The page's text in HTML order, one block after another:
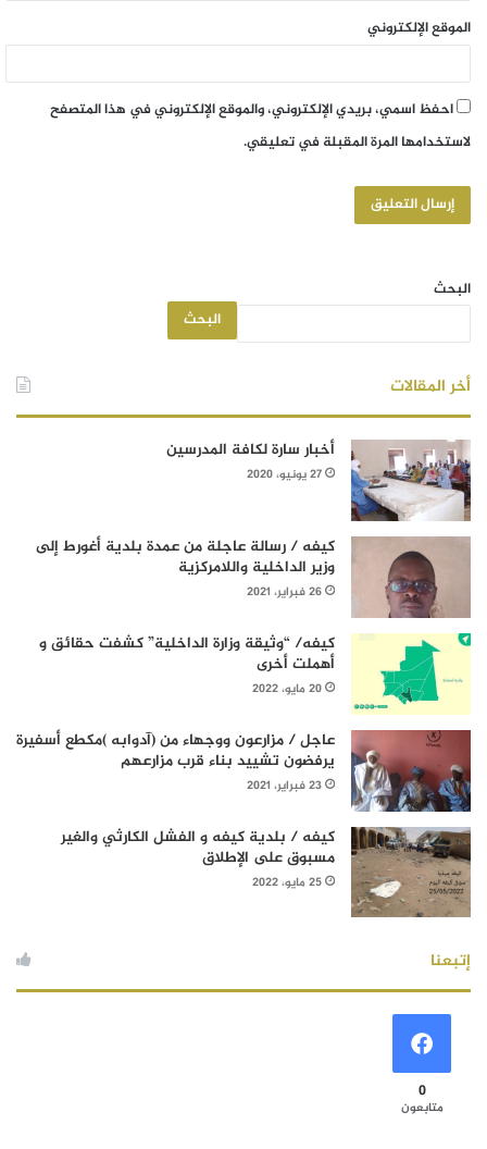
الموقع الإلكتروني
احفظ اسمي، بريدي الإلكتروني، والموقع الإلكتروني في هذا المتصفح
لاستخدامها المرة المقبلة في تعليقي.
البحث
البحث
أخر المقالات
أخبار سارة لكافة المدرسين
27 يونيو، 2020
كيفه / رسالة عاجلة من عمدة بلدية أغورط إلى
وزير الداخلية واللامركزية
26 فبراير، 2021
كيفه/ “وثيقة وزارة الداخلية” كشفت حقائق و
أهملت أخرى
20 مايو، 2022
عاجل / مزارعون ووجهاء من (آدوابه )مكطع أسفيرة
يرفضون تشييد بناء قرب مزارعهم
23 فبراير، 2021
كيفه / بلدية كيفه و الفشل الكارثي والغير
مسبوق على الإطلاق
25 مايو، 2022
إتبعنا
0
متابعون